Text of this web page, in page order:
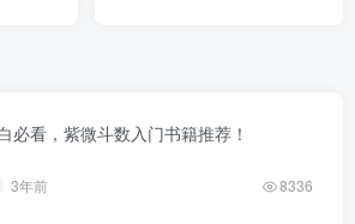
必看，紫微斗数入门书籍推荐！
3年前 8336